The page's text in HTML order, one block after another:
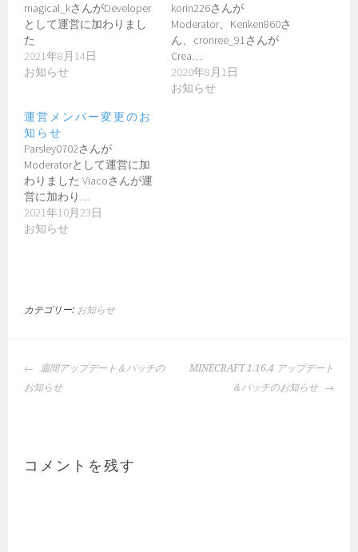
magical_kさんがDeveloper
として運営に加わりまし
た
2021年8月14日
お知らせ
korin226さんが
Moderator、Kenken860さ
ん、cronree_91さんが
Crea…
2020年8月1日
お知らせ
運営メンバー変更のお
知らせ
Parsley0702さんが
Moderatorとして運営に加
わりました Viacoさんが運
営に加わり…
2021年10月23日
お知らせ
カテゴリー: お知らせ
投
稿
ー
週間アップデート＆パッチの
お知らせ
MINECRAFT 1.16.4 アップデート
＆パッチのお知らせ
コメントを残す